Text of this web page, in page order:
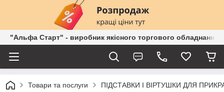
"Альфа Старт" - виробник якісного торгового обладнання
Товари та послуги ПІДСТАВКИ І ВІРТУШКИ ДЛЯ